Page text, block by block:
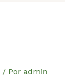
/ Por admin